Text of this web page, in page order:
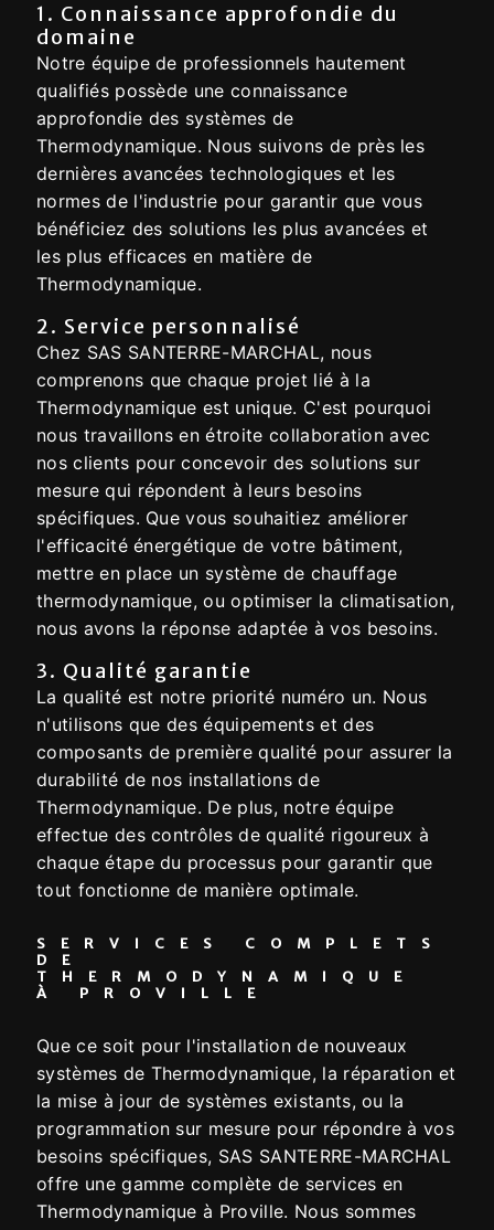
1. Connaissance approfondie du
domaine
Notre équipe de professionnels hautement
qualifiés possède une connaissance
approfondie des systèmes de
Thermodynamique. Nous suivons de près les
dernières avancées technologiques et les
normes de l'industrie pour garantir que vous
bénéficiez des solutions les plus avancées et
les plus efficaces en matière de
Thermodynamique.
2. Service personnalisé
Chez SAS SANTERRE-MARCHAL, nous
comprenons que chaque projet lié à la
Thermodynamique est unique. C'est pourquoi
nous travaillons en étroite collaboration avec
nos clients pour concevoir des solutions sur
mesure qui répondent à leurs besoins
spécifiques. Que vous souhaitiez améliorer
l'efficacité énergétique de votre bâtiment,
mettre en place un système de chauffage
thermodynamique, ou optimiser la climatisation,
nous avons la réponse adaptée à vos besoins.
3. Qualité garantie
La qualité est notre priorité numéro un. Nous
n'utilisons que des équipements et des
composants de première qualité pour assurer la
durabilité de nos installations de
Thermodynamique. De plus, notre équipe
effectue des contrôles de qualité rigoureux à
chaque étape du processus pour garantir que
tout fonctionne de manière optimale.
SERVICES COMPLETS
DE
THERMODYNAMIQUE
À PROVILLE
Que ce soit pour l'installation de nouveaux
systèmes de Thermodynamique, la réparation et
la mise à jour de systèmes existants, ou la
programmation sur mesure pour répondre à vos
besoins spécifiques, SAS SANTERRE-MARCHAL
offre une gamme complète de services en
Thermodynamique à Proville. Nous sommes